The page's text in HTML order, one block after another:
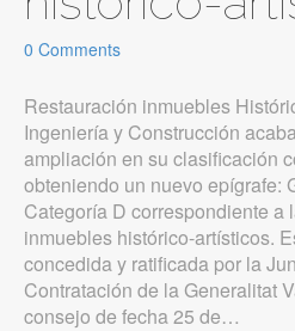
0 Comments
Restauración inmuebles
Ingeniería y Construcción
ampliación en su clasificación
obteniendo un nuevo epígrafe:
Categoría D correspondiente a
inmuebles histórico-artísticos.
concedida y ratificada por la
Contratación de la Generalitat
consejo de fecha 25 de…